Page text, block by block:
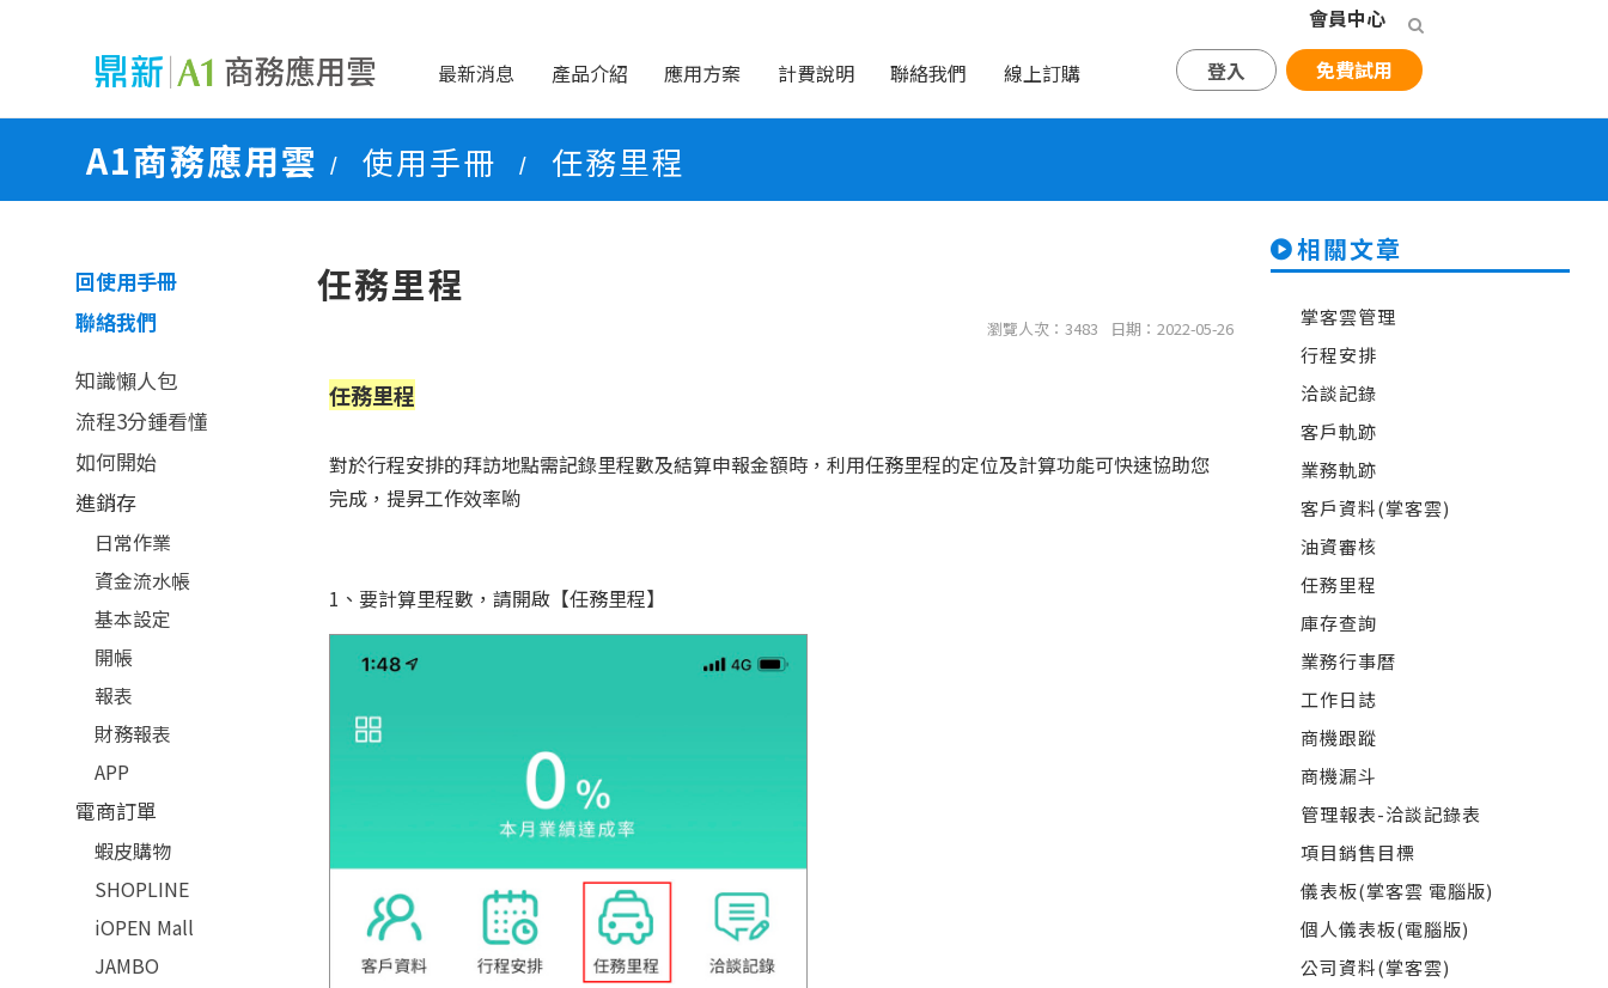
會員中心
最新消息
產品介紹 應用方案 計費說明 聯絡我們 線上訂購 登入 免費試用
A1商務應用雲 / 使用手冊 / 任務里程
回使用手冊
聯絡我們
知識懶人包
流程3分鍾看懂
如何開始
進銷存
日常作業
資金流水帳
基本設定
開帳
報表
財務報表
APP
電商訂單
蝦皮購物
SHOPLINE
iOPEN Mall
JAMBO
任務里程
瀏覽人次：3483 日期：2022-05-26
任務里程
對於行程安排的拜訪地點需記錄里程數及結算申報金額時，利用任務里程的定位及計算功能可快速協助您
完成，提昇工作效率喲
1、要計算里程數，請開啟【任務里程】
相關文章
掌客雲管理
行程安排
洽談記錄
客戶軌跡
業務軌跡
客戶資料(掌客雲)
油資審核
任務里程
庫存查詢
業務行事曆
工作日誌
商機跟蹤
商機漏斗
管理報表-洽談記錄表
項目銷售目標
儀表板(掌客雲 電腦版)
個人儀表板(電腦版)
公司資料(掌客雲)